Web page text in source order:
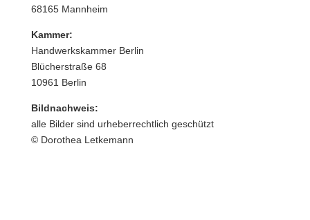
68165 Mannheim
Kammer:
Handwerkskammer Berlin
Blücherstraße 68
10961 Berlin
Bildnachweis:
alle Bilder sind urheberrechtlich geschützt
© Dorothea Letkemann